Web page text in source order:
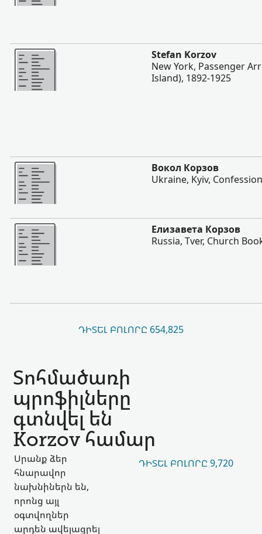
Ավելի
Stefan Korzov
New York, Passenger
Island), 1892-1925
Ավելի
Вокол Корзов
Ukraine, Kyiv,
Ավելի
Елизавета Корзов
Russia, Tver, Church
ԴԻՏԵԼ ԲՈԼՈՐԸ 654,825
Տոհմածառի
պրոֆիլները
գտնվել են
Korzov համար
Սրանք ձեր
հնարավոր
նախնիներն են,
որոնց այլ
օգտվողներ
արդեն ավելացրել
ԴԻՏԵԼ ԲՈԼՈՐԸ 9,720